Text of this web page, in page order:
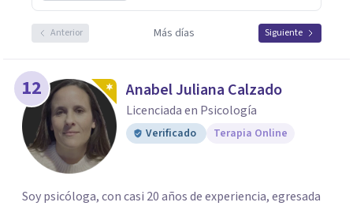
Anterior Más días Siguiente
12 Anabel Juliana Calzado
Licenciada en Psicología
Verificado Terapia Online
Soy psicóloga, con casi 20 años de experiencia, egresada